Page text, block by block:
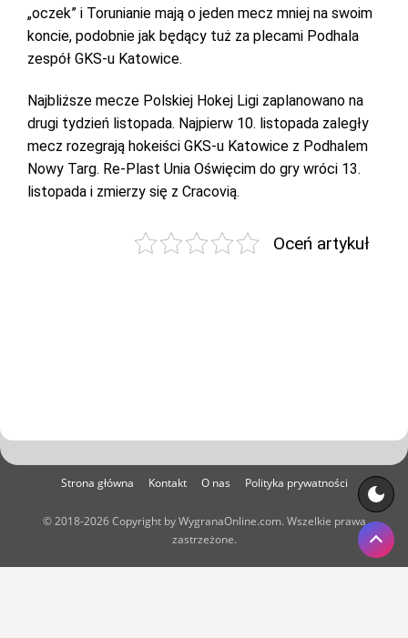
„oczek” i Torunianie mają o jeden mecz mniej na swoim
koncie, podobnie jak będący tuż za plecami Podhala
zespół GKS-u Katowice.
Najbliższe mecze Polskiej Hokej Ligi zaplanowano na
drugi tydzień listopada. Najpierw 10. listopada zaległy
mecz rozegrają hokeiści GKS-u Katowice z Podhalem
Nowy Targ. Re-Plast Unia Oświęcim do gry wróci 13.
listopada i zmierzy się z Cracovią.
Oceń artykuł
Strona główna Kontakt O nas Polityka prywatności
© 2018-2026 Copyright by WygranaOnline.com. Wszelkie prawa
zastrzeżone.